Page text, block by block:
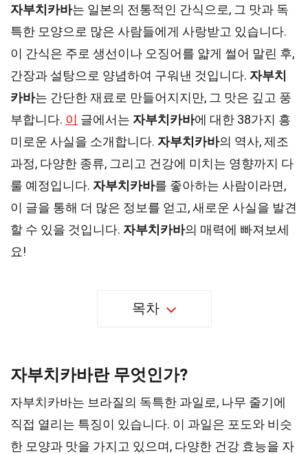
자부치카바는 일본의 전통적인 간식으로, 그 맛과 독
특한 모양으로 많은 사람들에게 사랑받고 있습니다.
이 간식은 주로 생선이나 오징어를 얇게 썰어 말린 후,
간장과 설탕으로 양념하여 구워낸 것입니다. 자부치
카바는 간단한 재료로 만들어지지만, 그 맛은 깊고 풍
부합니다. 이 글에서는 자부치카바에 대한 38가지 흥
미로운 사실을 소개합니다. 자부치카바의 역사, 제조
과정, 다양한 종류, 그리고 건강에 미치는 영향까지 다
룰 예정입니다. 자부치카바를 좋아하는 사람이라면,
이 글을 통해 더 많은 정보를 얻고, 새로운 사실을 발견
할 수 있을 것입니다. 자부치카바의 매력에 빠져보세
요!
목차
자부치카바란 무엇인가?
자부치카바는 브라질의 독특한 과일로, 나무 줄기에
직접 열리는 특징이 있습니다. 이 과일은 포도와 비슷
한 모양과 맛을 가지고 있으며, 다양한 건강 효능을 자